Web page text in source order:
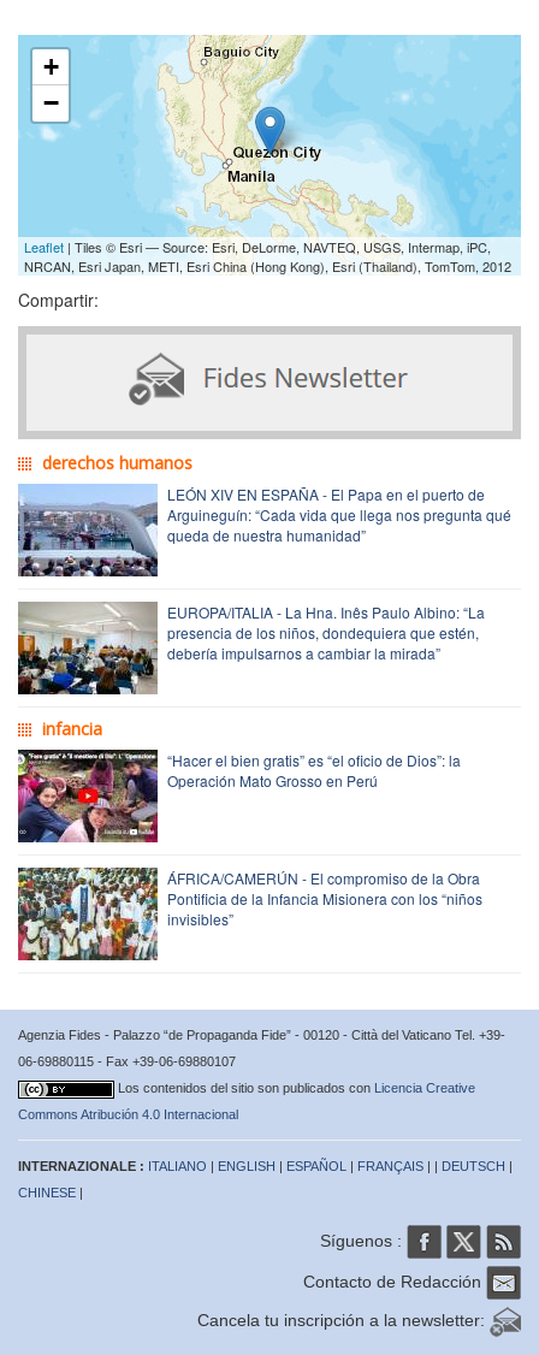
+
−
Leaflet | Tiles © Esri — Source: Esri, DeLorme, NAVTEQ, USGS, Intermap, iPC,
NRCAN, Esri Japan, METI, Esri China (Hong Kong), Esri (Thailand), TomTom, 2012
Compartir:
derechos humanos
LEÓN XIV EN ESPAÑA - El Papa en el puerto de
Arguineguín: “Cada vida que llega nos pregunta qué
queda de nuestra humanidad”
EUROPA/ITALIA - La Hna. Inês Paulo Albino: “La
presencia de los niños, dondequiera que estén,
debería impulsarnos a cambiar la mirada”
infancia
“Hacer el bien gratis” es “el oficio de Dios”: la
Operación Mato Grosso en Perú
ÁFRICA/CAMERÚN - El compromiso de la Obra
Pontificia de la Infancia Misionera con los “niños
invisibles”
Agenzia Fides - Palazzo “de Propaganda Fide” - 00120 - Città del Vaticano Tel. +39-
06-69880115 - Fax +39-06-69880107
Los contenidos del sitio son publicados con Licencia Creative
Commons Atribución 4.0 Internacional
INTERNAZIONALE : ITALIANO | ENGLISH | ESPAÑOL | FRANÇAIS | | DEUTSCH |
CHINESE |
Síguenos :
Contacto de Redacción
Cancela tu inscripción a la newsletter: